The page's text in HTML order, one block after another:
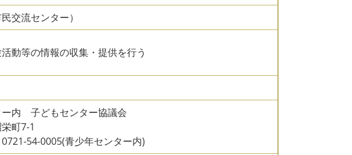
交流センター）
動等の情報の収集・提供を行う
ー内 子どもセンター協議会
町7-1
0721-54-0005(青少年センター内)